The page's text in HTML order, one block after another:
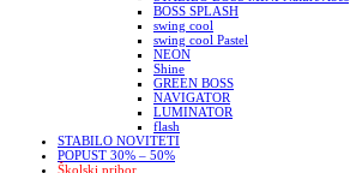
BOSS SPLASH
swing cool
swing cool Pastel
NEON
Shine
GREEN BOSS
NAVIGATOR
LUMINATOR
flash
STABILO NOVITETI
POPUST 30% – 50%
Školski pribor